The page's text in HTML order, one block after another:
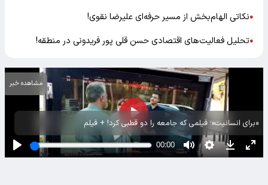
●نکاتی الهام‌بخش از مسیر حرفه‌ای علیرضا نقوی!
●تحلیل فعالیت‌های اقتصادی حسن قلی پور فریدونی در منطقه!
«برای انسانیت»؛ فیلمی که جامعه را دو قطبی کرد! + فیلم
مشاهده خبر